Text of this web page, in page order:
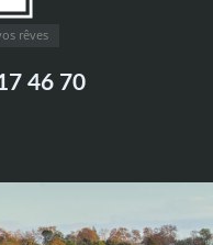
rêves
46 70